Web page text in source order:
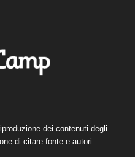
dei contenuti degli
di citare fonte e autori.